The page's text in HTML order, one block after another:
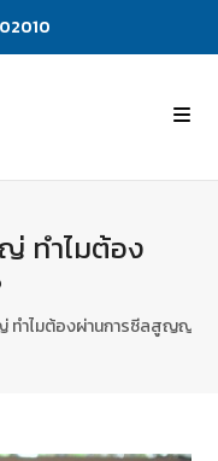
ทำไมต้อง
ทำไมต้องผ่านการซีลสูญญาก